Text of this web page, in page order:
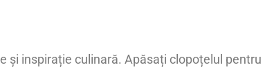
și inspirație culinară. Apăsați clopoțelul pentru